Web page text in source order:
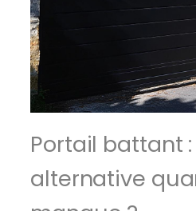
Portail battant
alternative